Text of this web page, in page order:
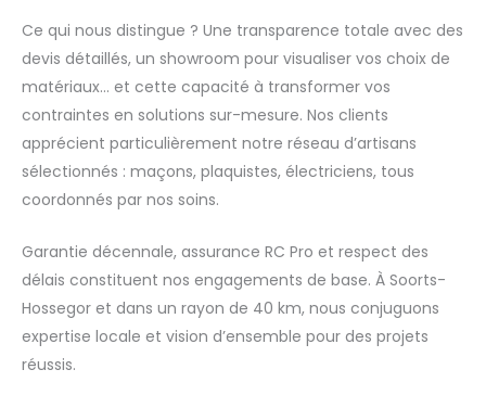
Ce qui nous distingue ? Une transparence totale avec des
devis détaillés, un showroom pour visualiser vos choix de
matériaux… et cette capacité à transformer vos
contraintes en solutions sur-mesure. Nos clients
apprécient particulièrement notre réseau d’artisans
sélectionnés : maçons, plaquistes, électriciens, tous
coordonnés par nos soins.
Garantie décennale, assurance RC Pro et respect des
délais constituent nos engagements de base. À Soorts-
Hossegor et dans un rayon de 40 km, nous conjuguons
expertise locale et vision d’ensemble pour des projets
réussis.